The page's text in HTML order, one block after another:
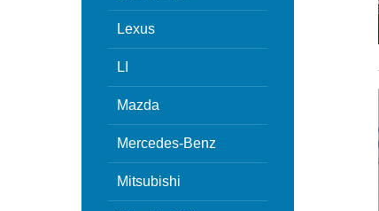
Lexus
LI
Mazda
Mercedes-Benz
Mitsubishi